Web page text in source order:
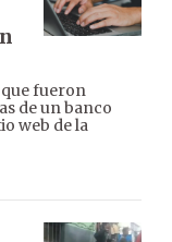
fueron
de un banco
web de la